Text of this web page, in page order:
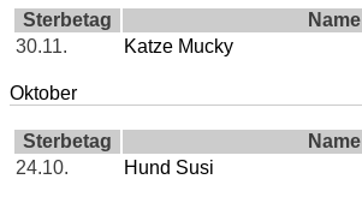
Sterbetag
Name
30.11.
Katze Mucky
Oktober
Sterbetag
Name
24.10.
Hund Susi